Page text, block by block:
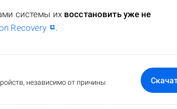
системы их восстановить уже не
Recovery .
независимо от причины